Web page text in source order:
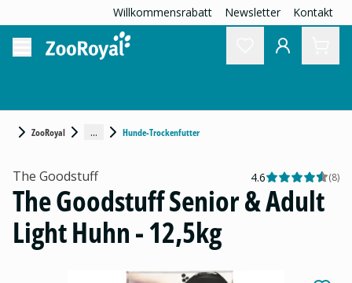
Willkommensrabatt Newsletter Kontakt
ZooRoyal ... Hunde-Trockenfutter
The Goodstuff 4.6 (8)
The Goodstuff Senior & Adult
Light Huhn - 12,5kg